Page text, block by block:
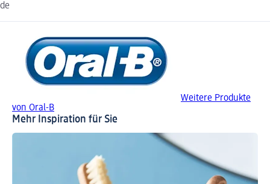
de
Weitere Produkte
von Oral-B
Mehr Inspiration für Sie